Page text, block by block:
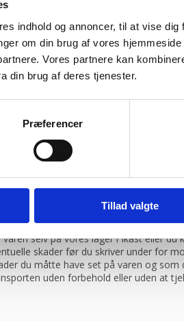
indhold og annoncer, til at vise
om din brug af vores
Vores partnere kan
din brug af deres tjenester.
Præferencer
Tillad valgte
13.30
din bestilling, såfremt du har
selv på vores lager i Ikast eller
skader før du skriver under for
du måtte have set på varen og
uden forbehold eller uden at